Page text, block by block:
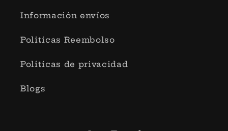
Información envíos
Politicas Reembolso
Políticas de privacidad
Blogs